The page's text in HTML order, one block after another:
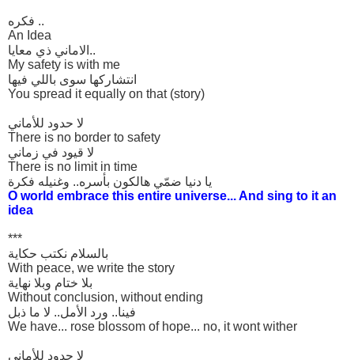
فكره ..
An Idea
الاماني ذي معايا..
My safety is with me
انتشاركها سوى باللي فيها
You spread it equally on that (story)
لا حدود للأماني
There is no border to safety
لا قيود في زماني
There is no limit in time
يا دنيا ضمّي هالكون بأسره.. وغنيله فكرة
O world embrace this entire universe... And sing to it an
idea
***
بالسلام نكتب حكاية
With peace, we write the story
بلا ختام وبلا نهاية
Without conclusion, without ending
فينا.. ورد الأمل.. لا ما ذبل
We have... rose blossom of hope... no, it wont wither
لا حدود للأماني